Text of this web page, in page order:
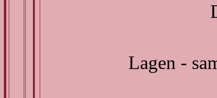
Lagen -